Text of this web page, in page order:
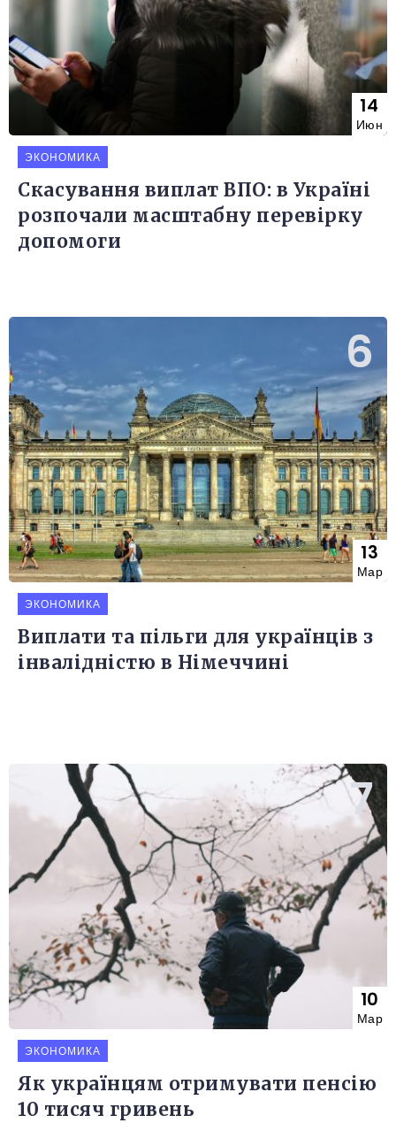
14
Июн
ЭКОНОМИКА
Скасування виплат ВПО: в Україні
розпочали масштабну перевірку
допомоги
13
Мар
ЭКОНОМИКА
Виплати та пільги для українців з
інвалідністю в Німеччині
10
Мар
ЭКОНОМИКА
Як українцям отримувати пенсію
10 тисяч гривень